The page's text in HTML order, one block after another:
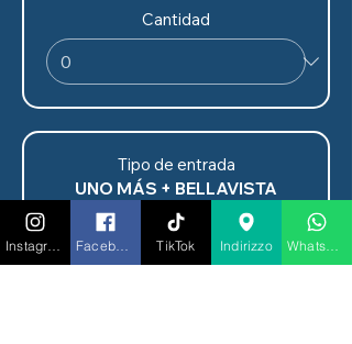
Cantidad
Tipo de entrada
UNO MÁS + BELLAVISTA
INCLUYE
✅ ENTRADA
✅ MESA RESERVADA PARA LA
TikTok Indirizzo